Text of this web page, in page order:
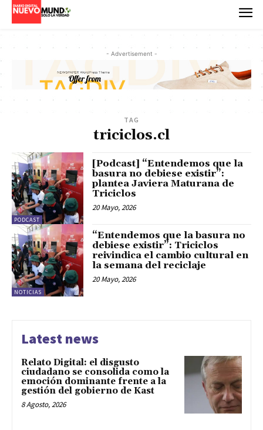
- Advertisement -
TAG
triciclos.cl
PODCAST
[Podcast] “Entendemos que la
basura no debiese existir”:
plantea Javiera Maturana de
Triciclos
20 Mayo, 2026
NOTICIAS
“Entendemos que la basura no
debiese existir”: Triciclos
reivindica el cambio cultural en
la semana del reciclaje
20 Mayo, 2026
Latest news
Relato Digital: el disgusto
ciudadano se consolida como la
emoción dominante frente a la
gestión del gobierno de Kast
8 Agosto, 2026